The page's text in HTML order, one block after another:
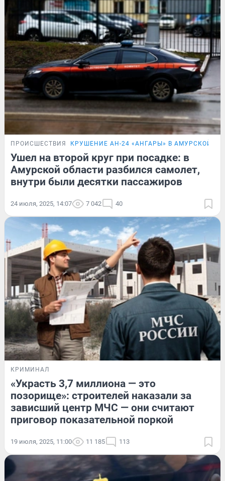
ПРОИСШЕСТВИЯ КРУШЕНИЕ АН-24 «АНГАРЫ» В АМУРСКОЙ
Ушел на второй круг при посадке: в
Амурской области разбился самолет,
внутри были десятки пассажиров
24 июля, 2025, 14:07 7 042 40
КРИМИНАЛ
«Украсть 3,7 миллиона — это
позорище»: строителей наказали за
зависший центр МЧС — они считают
приговор показательной поркой
19 июля, 2025, 11:00 11 185 113